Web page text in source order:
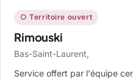
○ Territoire ouvert
Rimouski
Bas-Saint-Laurent,
Service offert par l'équipe